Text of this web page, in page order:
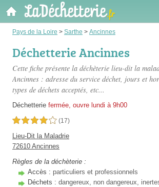
Pays de la Loire > Sarthe > Ancinnes
Déchetterie Ancinnes
Cette fiche présente la déchèterie lieu-dit la
Ancinnes : adresse du service déchet, jours et
types de déchets acceptés, etc...
Déchetterie fermée, ouvre lundi à 9h00
4,0 étoiles sur 5 (17)
Lieu-Dit la Maladrie
72610 Ancinnes
Règles de la déchèterie :
Accès : particuliers et professionnels
Déchets : dangereux, non dangereux,